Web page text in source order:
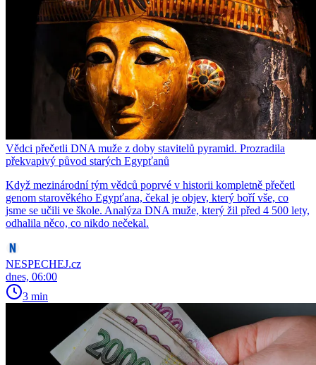
Vědci přečetli DNA muže z doby stavitelů pyramid. Prozradila
překvapivý původ starých Egypťanů
Když mezinárodní tým vědců poprvé v historii kompletně přečetl
genom starověkého Egypťana, čekal je objev, který boří vše, co
jsme se učili ve škole. Analýza DNA muže, který žil před 4 500 lety,
odhalila něco, co nikdo nečekal.
NESPECHEJ.cz
dnes, 06:00
3 min